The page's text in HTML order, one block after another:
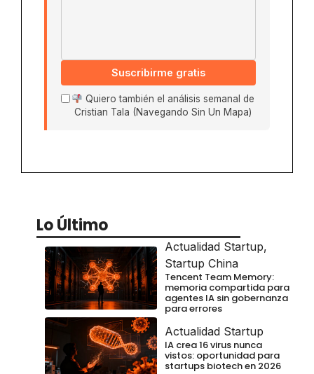
Suscribirme gratis
Quiero también el análisis semanal de
Cristian Tala (Navegando Sin Un Mapa)
Lo Último
Actualidad Startup,
Startup China
Tencent Team Memory:
memoria compartida para
agentes IA sin gobernanza
para errores
Actualidad Startup
IA crea 16 virus nunca
vistos: oportunidad para
startups biotech en 2026